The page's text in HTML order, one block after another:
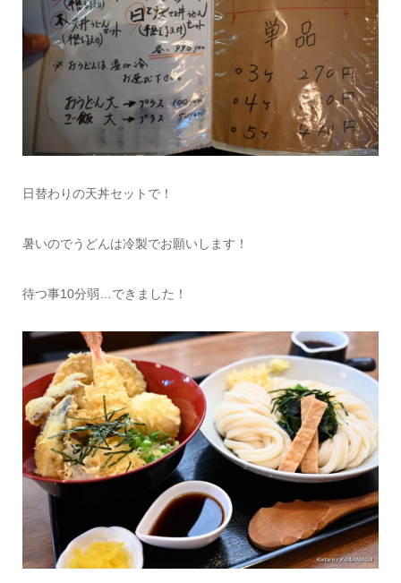
日替わりの天丼セットで！
暑いのでうどんは冷製でお願いします！
待つ事10分弱…できました！